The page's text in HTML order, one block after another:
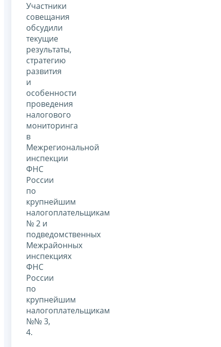
Участники
совещания
обсудили
текущие
результаты,
стратегию
развития
и
особенности
проведения
налогового
мониторинга
в
Межрегиональной
инспекции
ФНС
России
по
крупнейшим
налогоплательщикам
№ 2 и
подведомственных
Межрайонных
инспекциях
ФНС
России
по
крупнейшим
налогоплательщикам
№№ 3,
4.